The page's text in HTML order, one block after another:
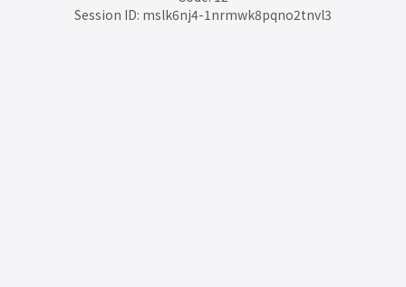
Session ID: mslk6nj4-1nrmwk8pqno2tnvl3